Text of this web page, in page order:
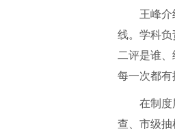
王峰
线。学科负
二评是谁
每一次都有
在制度
查、市级